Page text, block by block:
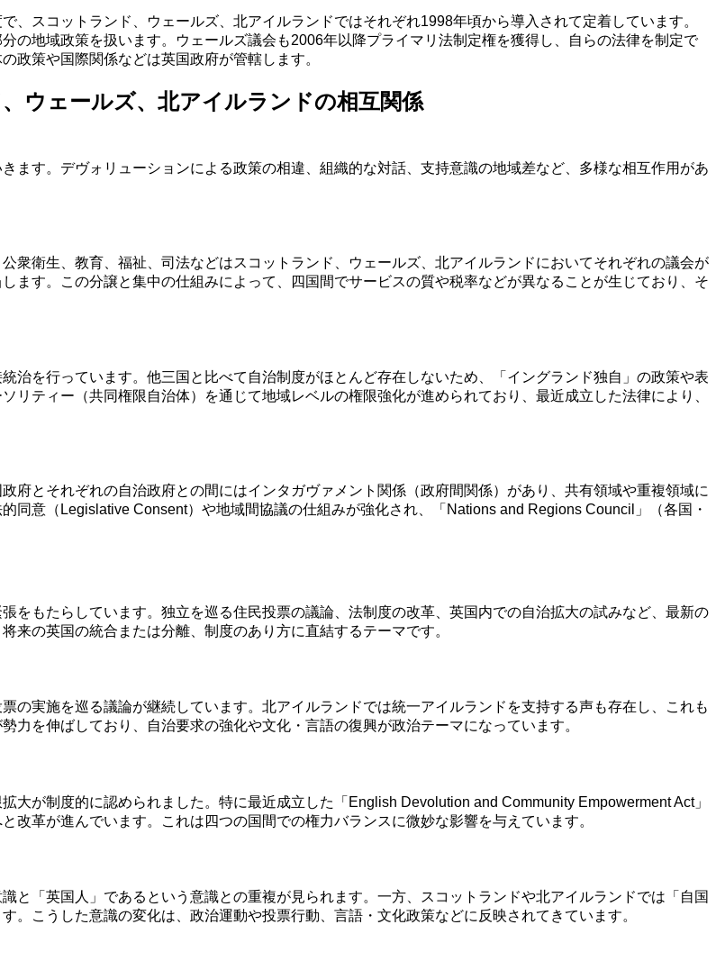
スコットランド、ウェールズ、北アイルランドではそれぞれ1998年頃から導入されて定着しています。
の地域政策を扱います。ウェールズ議会も2006年以降プライマリ法制定権を獲得し、自らの法律を制定で
政策や国際関係などは英国政府が管轄します。
ウェールズ、北アイルランドの相互関係
ます。デヴォリューションによる政策の相違、組織的な対話、支持意識の地域差など、多様な相互作用があ
衆衛生、教育、福祉、司法などはスコットランド、ウェールズ、北アイルランドにおいてそれぞれの議会が
ます。この分譲と集中の仕組みによって、四国間でサービスの質や税率などが異なることが生じており、そ
治を行っています。他三国と比べて自治制度がほとんど存在しないため、「イングランド独自」の政策や表
ティー（共同権限自治体）を通じて地域レベルの権限強化が進められており、最近成立した法律により、
府とそれぞれの自治政府との間にはインタガヴァメント関係（政府間関係）があり、共有領域や重複領域に
同意（Legislative Consent）や地域間協議の仕組みが強化され、「Nations and Regions Council」（各国・
をもたらしています。独立を巡る住民投票の議論、法制度の改革、英国内での自治拡大の試みなど、最新の
来の英国の統合または分離、制度のあり方に直結するテーマです。
の実施を巡る議論が継続しています。北アイルランドでは統一アイルランドを支持する声も存在し、これも
を伸ばしており、自治要求の強化や文化・言語の復興が政治テーマになっています。
が制度的に認められました。特に最近成立した「English Devolution and Community Empowerment Act」
革が進んでいます。これは四つの国間での権力バランスに微妙な影響を与えています。
と「英国人」であるという意識との重複が見られます。一方、スコットランドや北アイルランドでは「自国
こうした意識の変化は、政治運動や投票行動、言語・文化政策などに反映されてきています。